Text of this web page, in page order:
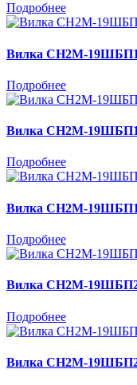
Подробнее
Вилка СН2М-19ШБП1-
Подробнее
Вилка СН2М-19ШБП1-
Подробнее
Вилка СН2М-19ШБП1-
Подробнее
Вилка СН2М-19ШБП2
Подробнее
Вилка СН2М-19ШБП2-